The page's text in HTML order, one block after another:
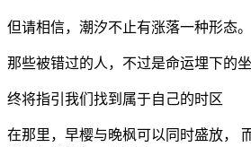
但请相信，潮汐不止有涨落一种形态。
那些被错过的人，不过是命运埋下的坐
终将指引我们找到属于自己的时区
在那里，早樱与晚枫可以同时盛放，